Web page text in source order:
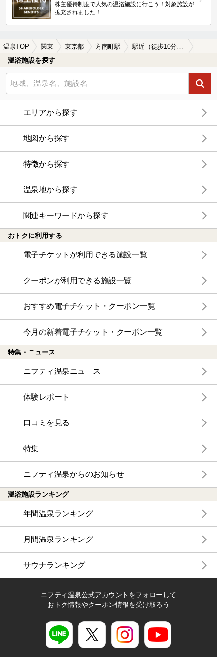
株主優待制度で人気の温浴施設に行こう！対象施設が
拡充されました！
温泉TOP 関東 東京都 方南町駅
温浴施設を探す
エリアから探す
地図から探す
特徴から探す
温泉地から探す
関連キーワードから探す
おトクに利用する
電子チケットが利用できる施設一覧
クーポンが利用できる施設一覧
おすすめ電子チケット・クーポン一覧
今月の新着電子チケット・クーポン一覧
特集・ニュース
ニフティ温泉ニュース
体験レポート
口コミを見る
特集
ニフティ温泉からのお知らせ
温浴施設ランキング
年間温泉ランキング
月間温泉ランキング
サウナランキング
ニフティ温泉公式アカウントをフォローして
おトク情報やクーポン情報を受け取ろう